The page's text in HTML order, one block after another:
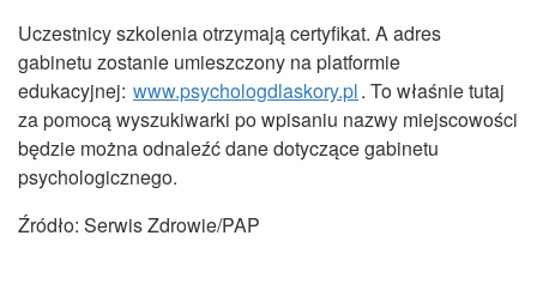
Uczestnicy szkolenia otrzymają certyfikat. A adres
gabinetu zostanie umieszczony na platformie
edukacyjnej: www.psychologdlaskory.pl. To właśnie tutaj
za pomocą wyszukiwarki po wpisaniu nazwy miejscowości
będzie można odnaleźć dane dotyczące gabinetu
psychologicznego.
Źródło: Serwis Zdrowie/PAP